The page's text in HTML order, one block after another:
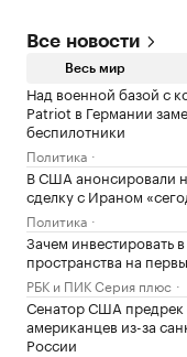
Все новости
Весь мир
Над военной базой с
Patriot в Германии
беспилотники
Политика
В США анонсировали
сделку с Ираном
Политика
Зачем инвестировать
пространства на
РБК и ПИК Серия плюс
Сенатор США предрек
американцев из-за
России